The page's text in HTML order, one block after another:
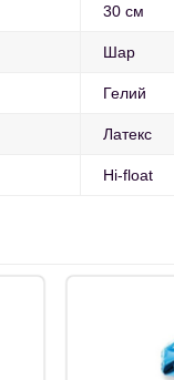
30 см
Шар
Гелий
Латекс
Hi-float